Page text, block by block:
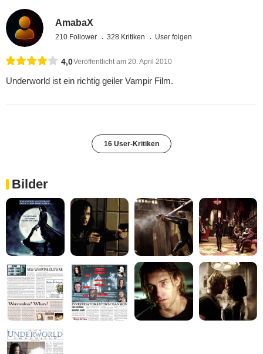
AmabaX
210 Follower 328 Kritiken User folgen
4,0Veröffentlicht am 20. April 2010
Underworld ist ein richtig geiler Vampir Film.
16 User-Kritiken
Bilder